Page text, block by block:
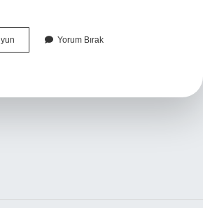
Düzine
Yorum Bırak